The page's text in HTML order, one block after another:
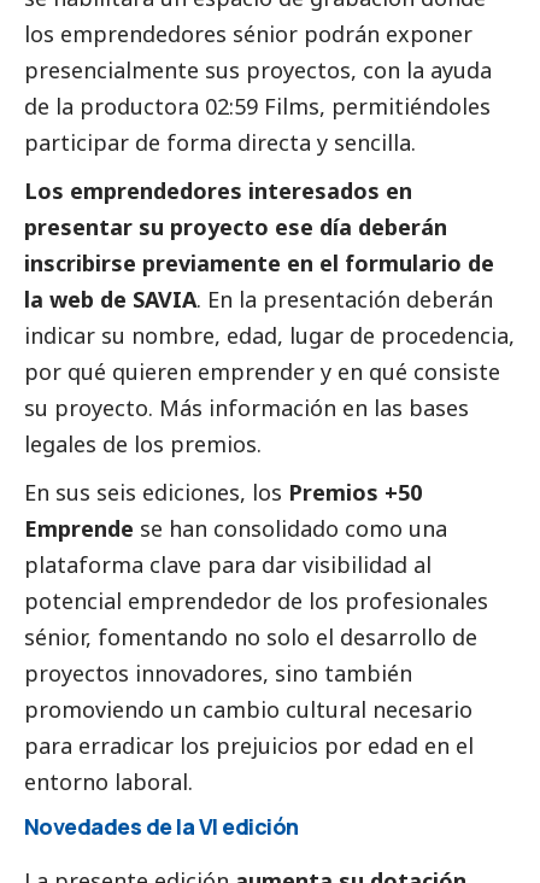
los emprendedores sénior podrán exponer
presencialmente sus proyectos, con la ayuda
de la productora 02:59 Films, permitiéndoles
participar de forma directa y sencilla.
Los emprendedores interesados en
presentar su proyecto ese día deberán
inscribirse previamente en el formulario de
la web de SAVIA. En la presentación deberán
indicar su nombre, edad, lugar de procedencia,
por qué quieren emprender y en qué consiste
su proyecto. Más información en las bases
legales de los premios.
En sus seis ediciones, los Premios +50
Emprende se han consolidado como una
plataforma clave para dar visibilidad al
potencial emprendedor de los profesionales
sénior, fomentando no solo el desarrollo de
proyectos innovadores, sino también
promoviendo un cambio cultural necesario
para erradicar los prejuicios por edad en el
entorno laboral.
Novedades de la VI edición